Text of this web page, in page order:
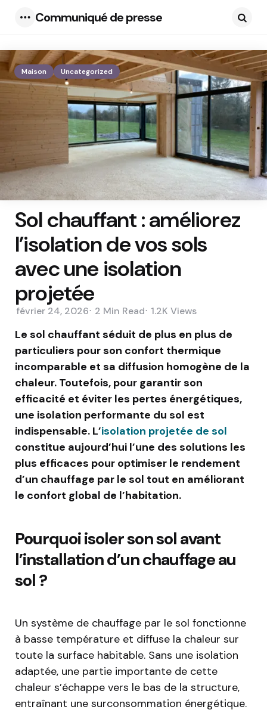
Communiqué de presse
Maison Uncategorized
Sol chauffant : améliorez
l’isolation de vos sols
avec une isolation
projetée
février 24, 2026 2 Min Read 1.2K Views
Le sol chauffant séduit de plus en plus de
particuliers pour son confort thermique
incomparable et sa diffusion homogène de la
chaleur. Toutefois, pour garantir son
efficacité et éviter les pertes énergétiques,
une isolation performante du sol est
indispensable. L’isolation projetée de sol
constitue aujourd’hui l’une des solutions les
plus efficaces pour optimiser le rendement
d’un chauffage par le sol tout en améliorant
le confort global de l’habitation.
Pourquoi isoler son sol avant
l’installation d’un chauffage au
sol ?
Un système de chauffage par le sol fonctionne
à basse température et diffuse la chaleur sur
toute la surface habitable. Sans une isolation
adaptée, une partie importante de cette
chaleur s’échappe vers le bas de la structure,
entraînant une surconsommation énergétique.